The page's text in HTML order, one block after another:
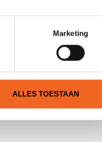
Marketing
ALLES TOESTAAN